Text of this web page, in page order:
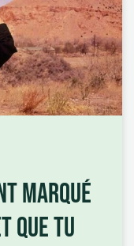
MARQUÉ
QUE TU